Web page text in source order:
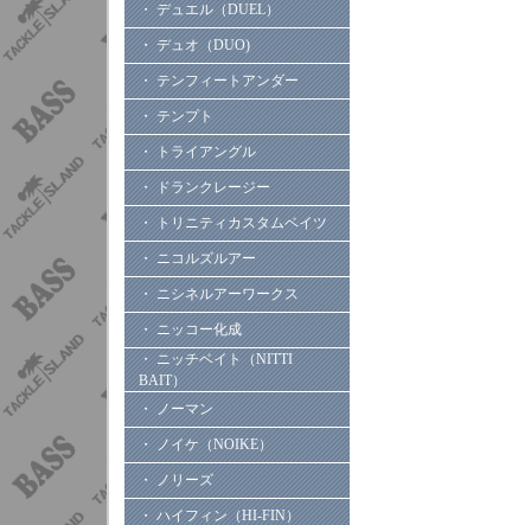
・ デュエル（DUEL）
・ デュオ（DUO)
・ テンフィートアンダー
・ テンプト
・ トライアングル
・ ドランクレージー
・ トリニティカスタムベイツ
・ ニコルズルアー
・ ニシネルアーワークス
・ ニッコー化成
・ ニッチベイト（NITTI
BAIT）
・ ノーマン
・ ノイケ（NOIKE）
・ ノリーズ
・ ハイフィン（HI-FIN）